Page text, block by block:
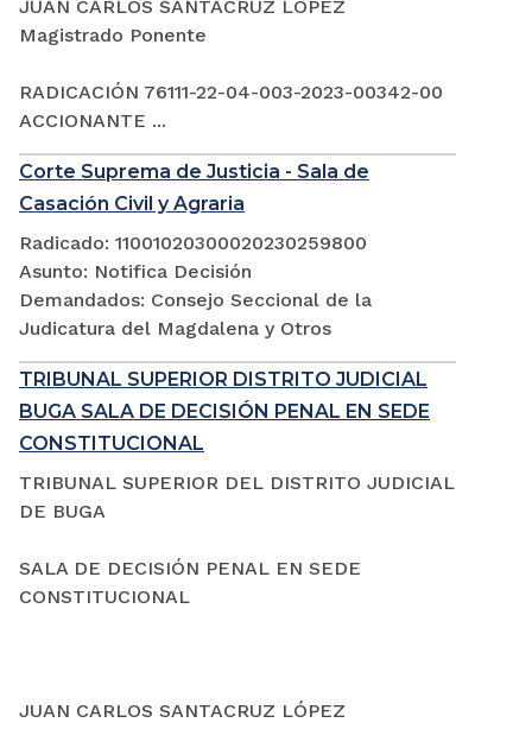
JUAN CARLOS SANTACRUZ LÓPEZ
Magistrado Ponente
RADICACIÓN 76111-22-04-003-2023-00342-00
ACCIONANTE ...
Corte Suprema de Justicia - Sala de
Casación Civil y Agraria
Radicado: 11001020300020230259800
Asunto: Notifica Decisión
Demandados: Consejo Seccional de la
Judicatura del Magdalena y Otros
TRIBUNAL SUPERIOR DISTRITO JUDICIAL
BUGA SALA DE DECISIÓN PENAL EN SEDE
CONSTITUCIONAL
TRIBUNAL SUPERIOR DEL DISTRITO JUDICIAL
DE BUGA
SALA DE DECISIÓN PENAL EN SEDE
CONSTITUCIONAL
JUAN CARLOS SANTACRUZ LÓPEZ